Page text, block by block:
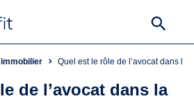
Quel est le rôle de l’avocat dans
de l’avocat dans la